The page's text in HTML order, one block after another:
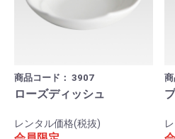
商品コード： 3907
ローズディッシュ
レンタル価格(税抜)
商